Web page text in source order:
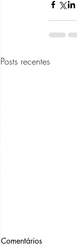
Posts recentes
Comentários